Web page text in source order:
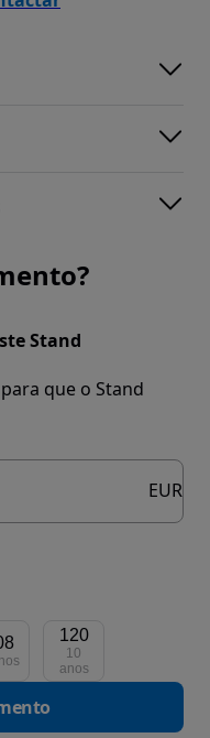
Stand
que o Stand
EUR
120
10
anos